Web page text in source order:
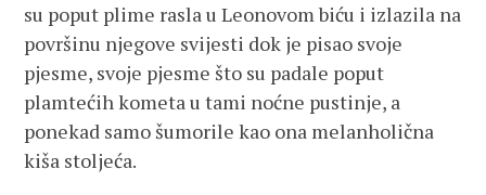
su poput plime rasla u Leonovom biću i izlazila na
površinu njegove svijesti dok je pisao svoje
pjesme, svoje pjesme što su padale poput
plamtećih kometa u tami noćne pustinje, a
ponekad samo šumorile kao ona melanholična
kiša stoljeća.